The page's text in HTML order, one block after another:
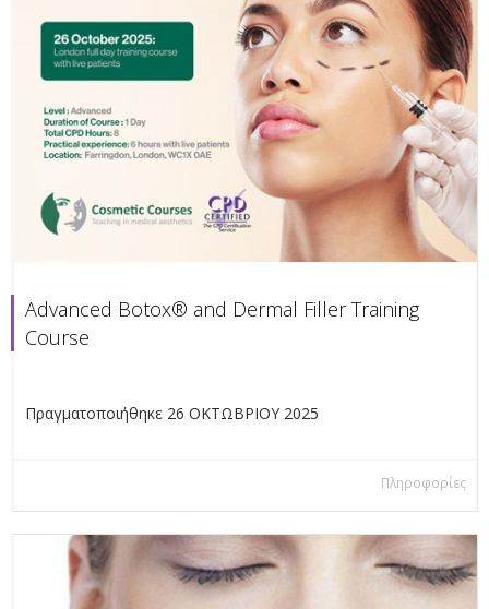
Advanced Botox® and Dermal Filler Training
Course
Πραγματοποιήθηκε 26 ΟΚΤΩΒΡΙΟΥ 2025
Πληροφορίες